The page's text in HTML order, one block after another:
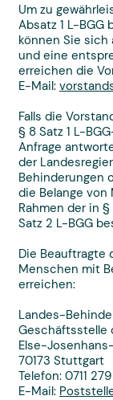
Um zu
Absatz 1 L-
können Sie
und eine
erreichen die
E-Mail:
Falls die
§ 8 Satz 1 L-
Anfrage
der
Behinderungen
die Belange
Rahmen der in
Satz 2 L-BGG
Die Beauftragte
Menschen mit
erreichen:
Landes-
Geschäftsstelle
Else-
70173 Stuttgart
Telefon: 0711
E-Mail: